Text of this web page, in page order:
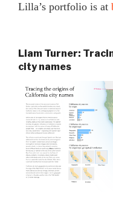
Lilla’s portfolio is at
Liam Turner:
city names